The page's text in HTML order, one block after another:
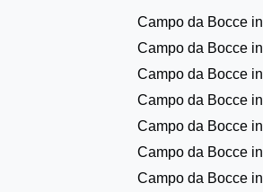
Campo da Bocce in
Campo da Bocce in
Campo da Bocce in
Campo da Bocce in
Campo da Bocce in
Campo da Bocce in
Campo da Bocce in